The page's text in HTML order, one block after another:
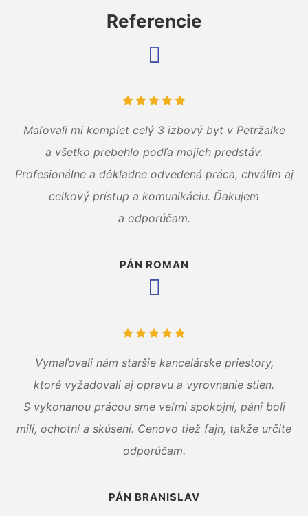
Referencie
Maľovali mi komplet celý 3 izbový byt v Petržalke
a všetko prebehlo podľa mojich predstáv.
Profesionálne a dôkladne odvedená práca, chválim aj
celkový prístup a komunikáciu. Ďakujem
a odporúčam.
PÁN ROMAN
Vymaľovali nám staršie kancelárske priestory,
ktoré vyžadovali aj opravu a vyrovnanie stien.
S vykonanou prácou sme veľmi spokojní, páni boli
milí, ochotní a skúsení. Cenovo tiež fajn, takže určite
odporúčam.
PÁN BRANISLAV